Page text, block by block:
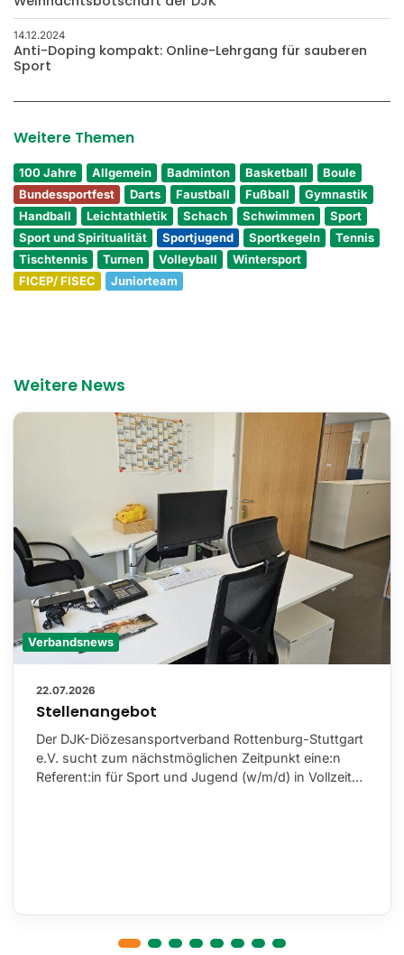
14.12.2024
Anti-Doping kompakt: Online-Lehrgang für sauberen
Sport
Weitere Themen
100 Jahre Allgemein Badminton Basketball
Boule
Bundessportfest
Darts Faustball Fußball
Gymnastik
Handball
Leichtathletik Schach Schwimmen
Sport
Sport und Spiritualität
Sportjugend Sportkegeln
Tennis
Tischtennis
Turnen Volleyball
Wintersport
FICEP/ FISEC
Juniorteam
Weitere News
Verbandsnews
22.07.2026
Stellenangebot
Der DJK-Diözesansportverband Rottenburg-Stuttgart
e.V. sucht zum nächstmöglichen Zeitpunkt eine:n
Referent:in für Sport und Jugend (w/m/d) in Vollzeit…